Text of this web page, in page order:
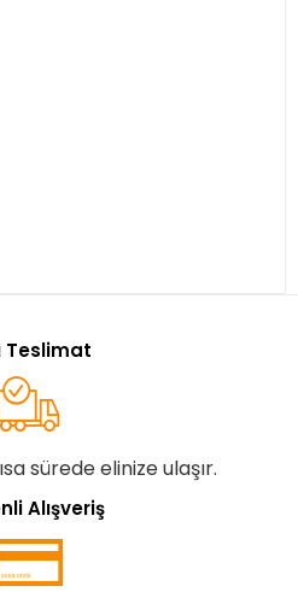
Teslimat
sürede elinize ulaşır.
Alışveriş